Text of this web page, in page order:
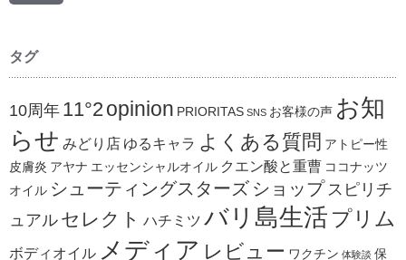
タグ
10周年 11°2opinion PRIORITAS SNS お客様の声 お知
らせ みどり店 ゆるキャラ よくある質問 アトピー性
皮膚炎 アヤナ エッセンシャルオイル クエン酸と重曹 ココナッツ
オイル シューティングスターズ ショップ スピリチ
ュアル セレクト ハチミツ バリ島生活 プリム
ボディオイル メディア レビュー ワクチン 体験談 保